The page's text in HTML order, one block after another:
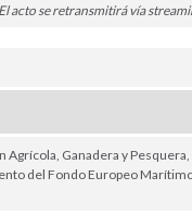
acto se retransmitirá vía
Ganadera y Pesquera,
del Fondo Europeo